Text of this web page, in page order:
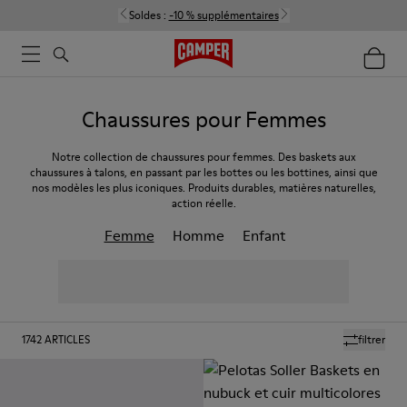
Soldes : -10 % supplémentaires
Chaussures pour Femmes
Notre collection de chaussures pour femmes. Des baskets aux
chaussures à talons, en passant par les bottes ou les bottines, ainsi que
nos modèles les plus iconiques. Produits durables, matières naturelles,
action réelle.
Femme Homme Enfant
filtrer
1742ARTICLES